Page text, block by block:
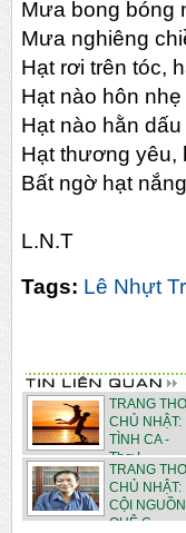
Mưa bong bóng
Mưa nghiêng
Hạt rơi trên tóc,
Hạt nào hôn
Hạt nào hằn
Hạt thương yêu,
Bất ngờ hạt
L.N.T
Tags: Lê Nhựt
TRANG
CHỦ NHẬT:
TÌNH CA -
Thơ L...
TRANG
CHỦ NHẬT:
CỘI NGUỒN
QUÊ C...